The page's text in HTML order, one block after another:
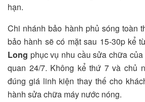
hạn.
Chi nhánh bảo hành phủ sóng toàn
bảo hành sẽ có mặt sau 15-­30p kể
Long phục vụ nhu cầu sửa chữa
quan 24/7. Không kể thứ 7 và chủ
đúng giá linh kiện thay thế cho
hành sửa chữa máy nước nóng.